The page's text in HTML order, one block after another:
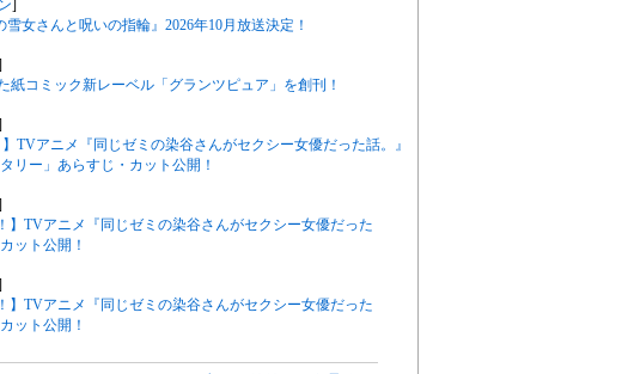
]
雪女さんと呪いの指輪』2026年10月放送決定！
紙コミック新レーベル「グランツピュア」を創刊！
】TVアニメ『同じゼミの染谷さんがセクシー女優だった話。』
リー」あらすじ・カット公開！
】TVアニメ『同じゼミの染谷さんがセクシー女優だった
ット公開！
】TVアニメ『同じゼミの染谷さんがセクシー女優だった
ット公開！